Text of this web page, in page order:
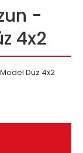
-
4x2
Düz 4x2